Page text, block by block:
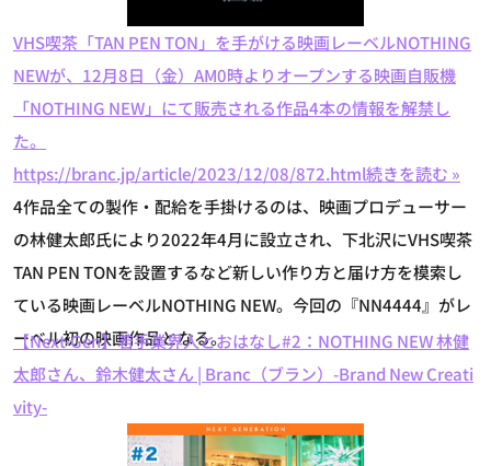
VHS喫茶「TAN PEN TON」を手がける映画レーベルNOTHING
NEWが、12月8日（金）AM0時よりオープンする映画自販機
「NOTHING NEW」にて販売される作品4本の情報を解禁し
た。
https://branc.jp/article/2023/12/08/872.html続きを読む »
4作品全ての製作・配給を手掛けるのは、映画プロデューサー
の林健太郎氏により2022年4月に設立され、下北沢にVHS喫茶
TAN PEN TONを設置するなど新しい作り方と届け方を模索し
ている映画レーベルNOTHING NEW。今回の『NN4444』がレ
ーベル初の映画作品となる。
【Next-Gen】若手業界人とおはなし#2：NOTHING NEW 林健
太郎さん、鈴木健太さん | Branc（ブラン）-Brand New Creati
vity-